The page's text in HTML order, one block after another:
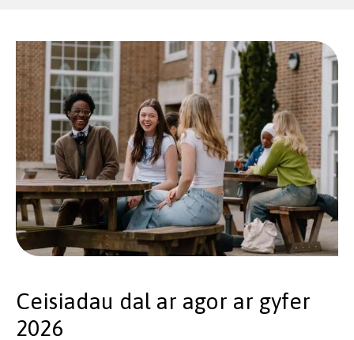
Ceisiadau dal ar agor ar gyfer
2026